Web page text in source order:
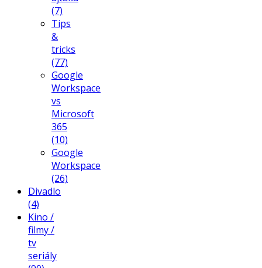
(7)
Tips
&
tricks
(77)
Google
Workspace
vs
Microsoft
365
(10)
Google
Workspace
(26)
Divadlo
(4)
Kino /
filmy /
tv
seriály